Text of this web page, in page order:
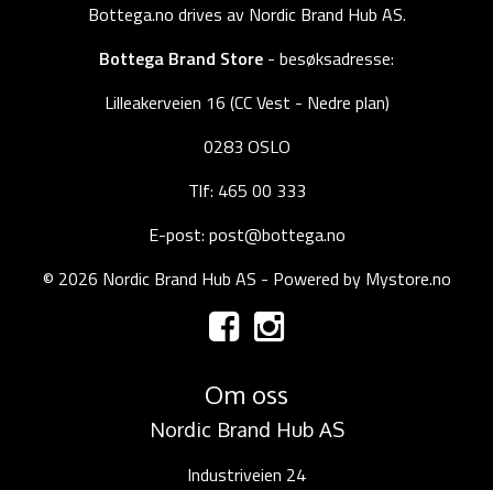
Bottega.no drives av Nordic Brand Hub AS.
Bottega Brand Store - besøksadresse:
Lilleakerveien 16 (CC Vest - Nedre plan)
0283 OSLO
Tlf: 465 00 333
E-post: post@bottega.no
© 2026 Nordic Brand Hub AS - Powered by Mystore.no
Om oss
Nordic Brand Hub AS
Industriveien 24